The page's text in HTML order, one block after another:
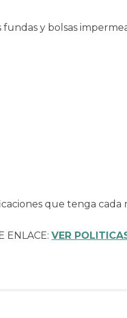
y bolsas
que tenga cada
ENLACE: VER